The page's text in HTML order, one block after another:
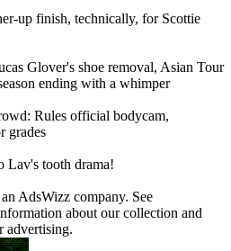
up finish, technically, for Scottie
Glover's shoe removal, Asian Tour
ending with a whimper
Rules official bodycam,
grades
Lav's tooth drama!
AdsWizz company. See
about our collection and
advertising.